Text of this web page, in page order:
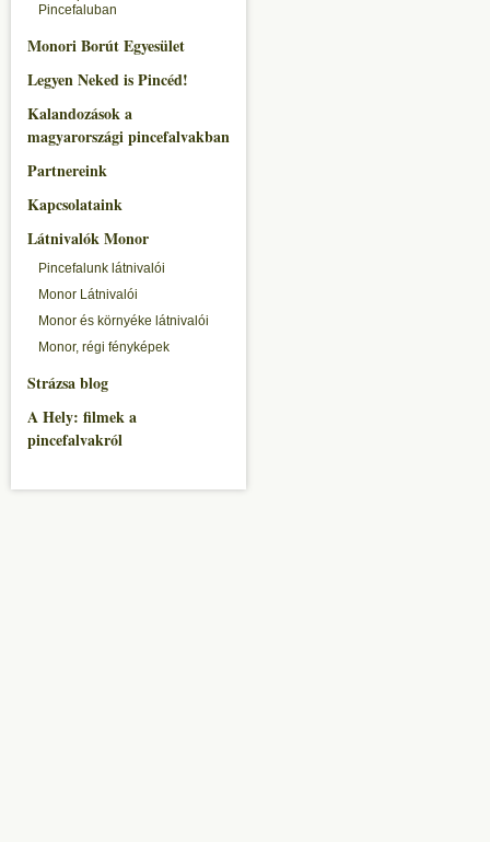
Pincefaluban
Monori Borút Egyesület
Legyen Neked is Pincéd!
Kalandozások a
magyarországi pincefalvakban
Partnereink
Kapcsolataink
Látnivalók Monor
Pincefalunk látnivalói
Monor Látnivalói
Monor és környéke látnivalói
Monor, régi fényképek
Strázsa blog
A Hely: filmek a
pincefalvakról